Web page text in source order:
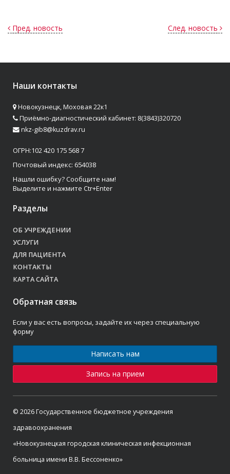
След. новость
Пред. новость
Наши контакты
Новокузнецк, Моховая 22к1
Приёмно-диагностический кабинет: 8(3843)320720
nkz-gib8@kuzdrav.ru
ОГРН:102 420 175 568 7
Почтовый индекс: 654038
Нашли ошибку? Сообщите нам!
Выделите и нажмите Ctr+Enter
Разделы
ОБ УЧРЕЖДЕНИИ
УСЛУГИ
ДЛЯ ПАЦИЕНТА
КОНТАКТЫ
КАРТА САЙТА
Обратная связь
Если у вас есть вопросы, задайте их через специальную
форму
Написать нам
Запись на прием
© 2026 Государственное бюджетное учреждения
здравоохранения
«Новокузнецкая городская клиническая инфекционная
больница имени В.В. Бессоненко»